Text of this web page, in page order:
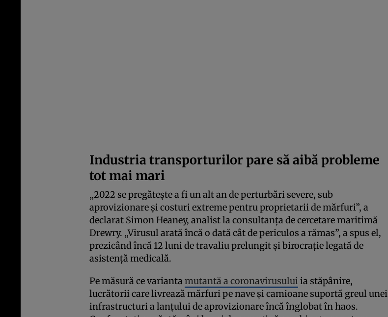
Industria transporturilor pare să aibă probleme
tot mai mari
„2022 se pregăteşte a fi un alt an de perturbări severe, sub
aprovizionare şi costuri extreme pentru proprietarii de mărfuri”, a
declarat Simon Heaney, analist la consultanţa de cercetare maritimă
Drewry. „Virusul arată încă o dată cât de periculos a rămas”, a spus el,
prezicând încă 12 luni de travaliu prelungit şi birocraţie legată de
asistenţă medicală.
Pe măsură ce variantamutantă a coronavirusuluiia stăpânire,
lucrătorii care livrează mărfuri pe nave şi camioane suportă greul unei
infrastructuri a lanţului de aprovizionare încă înglobat în haos.